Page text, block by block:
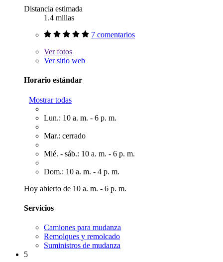
Distancia estimada
1.4 millas
7 comentarios
Verfotos
Ver sitio web
Horario estándar
Mostrar todas
Lun.: 10 a. m. - 6 p. m.
Mar.: cerrado
Mié. - sáb.: 10 a. m. - 6 p. m.
Dom.: 10 a. m. - 4 p. m.
Hoy abierto de 10 a. m. - 6 p. m.
Servicios
Camiones para mudanza
Remolques y remolcado
Suministros de mudanza
5